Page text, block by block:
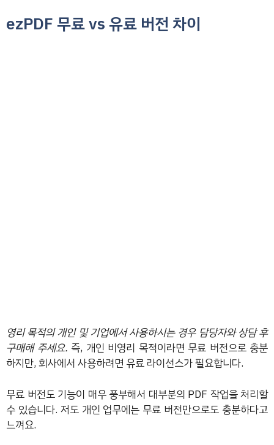
ezPDF 무료 vs 유료 버전 차이
영리 목적의 개인 및 기업에서 사용하시는 경우 담당자와 상담 후
구매해 주세요. 즉, 개인 비영리 목적이라면 무료 버전으로 충분
하지만, 회사에서 사용하려면 유료 라이선스가 필요합니다.
무료 버전도 기능이 매우 풍부해서 대부분의 PDF 작업을 처리할
수 있습니다. 저도 개인 업무에는 무료 버전만으로도 충분하다고
느껴요.